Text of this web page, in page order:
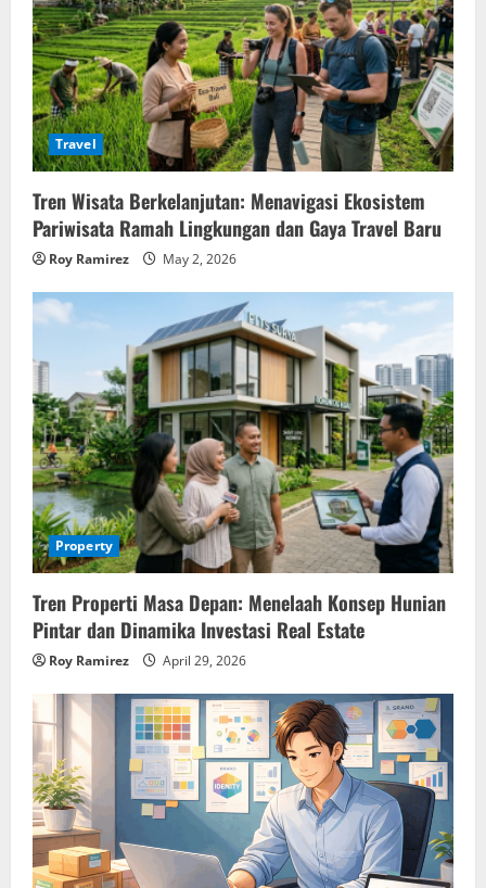
Travel
Tren Wisata Berkelanjutan: Menavigasi Ekosistem
Pariwisata Ramah Lingkungan dan Gaya Travel Baru
Roy Ramirez May 2, 2026
Property
Tren Properti Masa Depan: Menelaah Konsep Hunian
Pintar dan Dinamika Investasi Real Estate
Roy Ramirez April 29, 2026